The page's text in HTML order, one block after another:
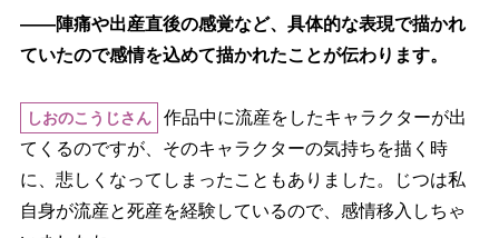
――陣痛や出産直後の感覚など、具体的な表現で描かれ
ていたので感情を込めて描かれたことが伝わります。
しおのこうじさん
作品中に流産をしたキャラクターが出
てくるのですが、そのキャラクターの気持ちを描く時
に、悲しくなってしまったこともありました。じつは私
自身が流産と死産を経験しているので、感情移入しちゃ